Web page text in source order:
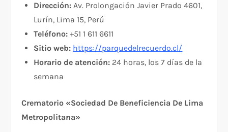
Dirección: Av. Prolongación Javier Prado 4601,
Lurín, Lima 15, Perú
Teléfono: +51 1 611 6611
Sitio web: https://parquedelrecuerdo.cl/
Horario de atención: 24 horas, los 7 días de la
semana
Crematorio «Sociedad De Beneficiencia De Lima
Metropolitana»